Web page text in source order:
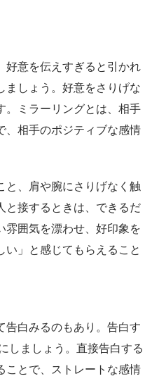
好意を伝えすぎると引かれ
ましょう。好意をさりげな
。ミラーリングとは、相手
、相手のポジティブな感情
と、肩や腕にさりげなく触
と接するときは、できるだ
雰囲気を漂わせ、好印象を
」と感じてもらえること
告白みるのもあり。告白す
しましょう。直接告白する
ことで、ストレートな感情